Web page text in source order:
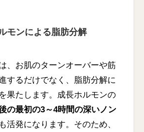
モンによる脂肪分解
、お肌のターンオーバーや筋
するだけでなく、脂肪分解に
果たします。成長ホルモンの
の最初の3～4時間の深いノン
活発になります。そのため、